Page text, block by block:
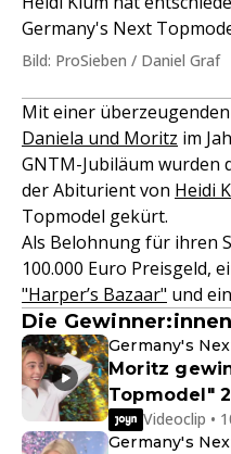
Germany's Next
Bild: ProSieben / Daniel Graf
Mit einer
Daniela und Moritz im
GNTM-Jubiläum wurden
der Abiturient von Heidi
Topmodel gekürt.
Als Belohnung für ihren
100.000 Euro Preisgeld,
"Harper’s Bazaar" und
Die
Germany's
Moritz
Topmodel"
Videoclip •
Germany's